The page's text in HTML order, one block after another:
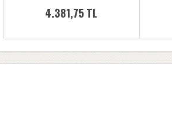
4.381,75 TL